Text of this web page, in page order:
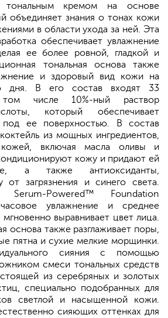
тональным кремом на основе
объединяет знания о тонах кожи
в области ухода за ней. Эта
обеспечивает увлажнение
ее более ровной, гладкой и
тональная основа также
и здоровый вид кожи на
дня. В его состав входят 33
числе 10%-ный раствор
который обеспечивает
ее поверхностью. В состав
из мощных ингредиентов,
включая масла оливы и
кожу и придают ей
а также антиоксиданты,
загрязнения и синего света.
Serum-Powered™ Foundation
увлажнение и среднее
выравнивает цвет лица.
основа также разглаживает поры,
пятна и сухие мелкие морщинки.
сияния с помощью
смеси тональных средств
из серебряных и золотых
специально подобранных для
светлой и насыщенной кожи.
сияющих оттенках для